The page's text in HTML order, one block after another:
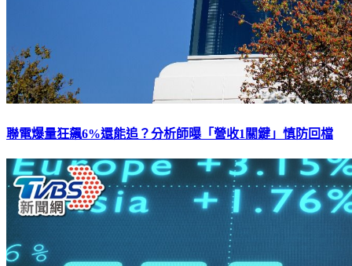
聯電爆量狂飆6%還能追？分析師曝「營收1關鍵」慎防回檔